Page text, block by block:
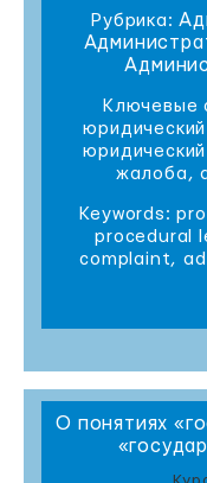
Рубрика:
Ключевые
жалоба,
Keywords:
procedural
complaint,
О понятиях